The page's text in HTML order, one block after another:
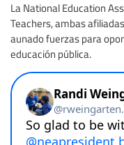
La National Education
Teachers, ambas
aunado fuerzas para
educación pública.